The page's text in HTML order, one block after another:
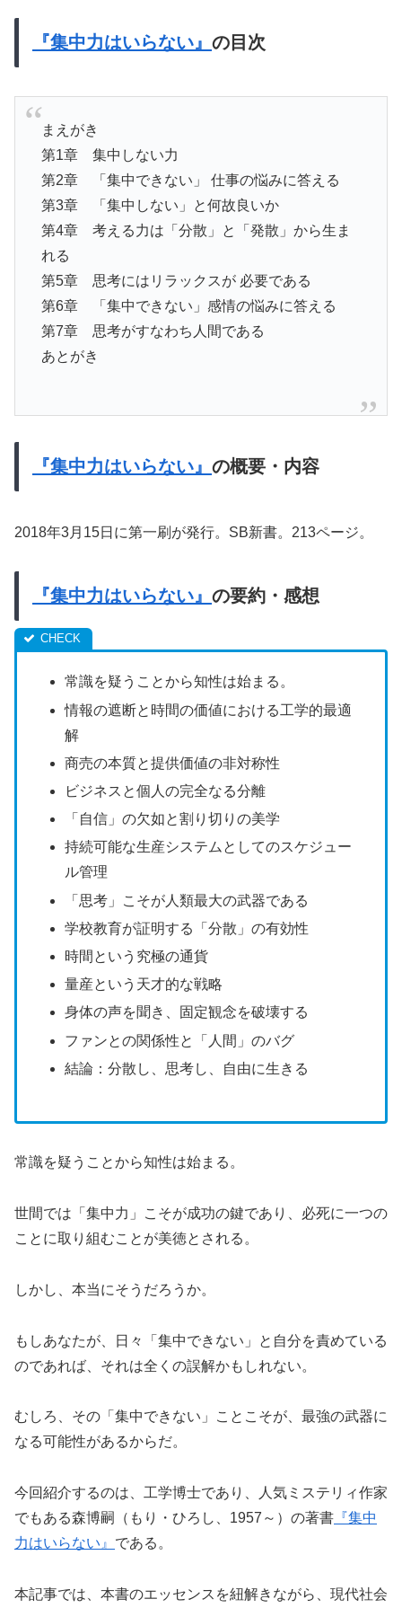
『集中力はいらない』 の目次
まえがき
第1章 集中しない力
第2章 「集中できない」 仕事の悩みに答える
第3章 「集中しない」と何故良いか
第4章 考える力は「分散」と「発散」から生ま
れる
第5章 思考にはリラックスが 必要である
第6章 「集中できない」感情の悩みに答える
第7章 思考がすなわち人間である
あとがき
『集中力はいらない』 の概要・内容
2018年3月15日に第一刷が発行。SB新書。213ページ。
『集中力はいらない』 の要約・感想
常識を疑うことから知性は始まる。
情報の遮断と時間の価値における工学的最適
解
商売の本質と提供価値の非対称性
ビジネスと個人の完全なる分離
「自信」の欠如と割り切りの美学
持続可能な生産システムとしてのスケジュー
ル管理
「思考」こそが人類最大の武器である
学校教育が証明する「分散」の有効性
時間という究極の通貨
量産という天才的な戦略
身体の声を聞き、固定観念を破壊する
ファンとの関係性と「人間」のバグ
結論：分散し、思考し、自由に生きる
常識を疑うことから知性は始まる。
世間では「集中力」こそが成功の鍵であり、必死に一つの
ことに取り組むことが美徳とされる。
しかし、本当にそうだろうか。
もしあなたが、日々「集中できない」と自分を責めている
のであれば、それは全くの誤解かもしれない。
むしろ、その「集中できない」ことこそが、最強の武器に
なる可能性があるからだ。
今回紹介するのは、工学博士であり、人気ミステリィ作家
でもある森博嗣（もり・ひろし、1957～）の著書 『集中
力はいらない』 である。
本記事では、本書のエッセンスを紐解きながら、現代社会